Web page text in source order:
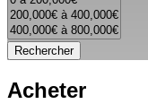
Rechercher
Acheter